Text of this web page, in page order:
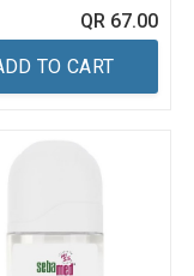
QR 67.00
TO CART